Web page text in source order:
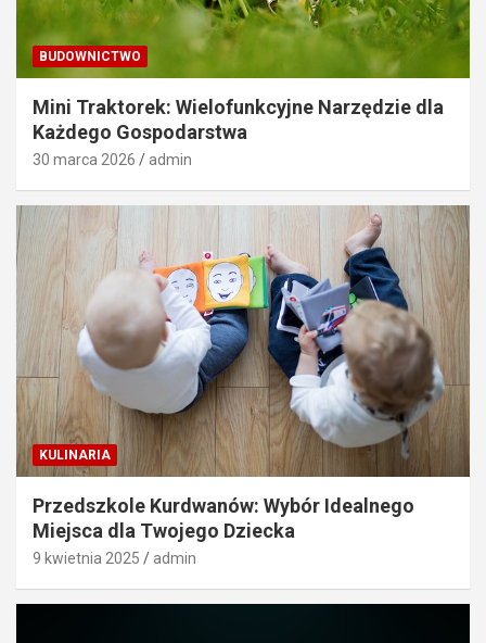
BUDOWNICTWO
Mini Traktorek: Wielofunkcyjne Narzędzie dla
Każdego Gospodarstwa
30 marca 2026 admin
KULINARIA
Przedszkole Kurdwanów: Wybór Idealnego
Miejsca dla Twojego Dziecka
9 kwietnia 2025 admin